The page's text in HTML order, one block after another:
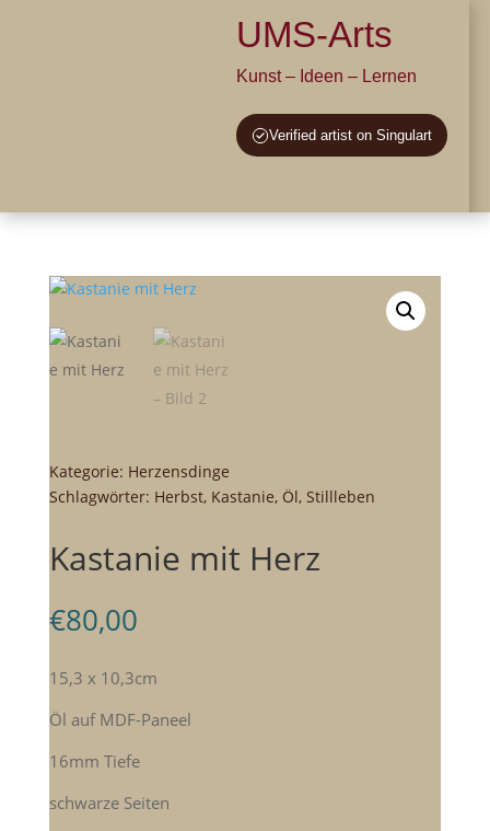
UMS-Arts
Kunst – Ideen – Lernen
Verified artist on Singulart
Kategorie: Herzensdinge
Schlagwörter: Herbst, Kastanie, Öl, Stillleben
Kastanie mit Herz
€80,00
15,3 x 10,3cm
Öl auf MDF-Paneel
16mm Tiefe
schwarze Seiten